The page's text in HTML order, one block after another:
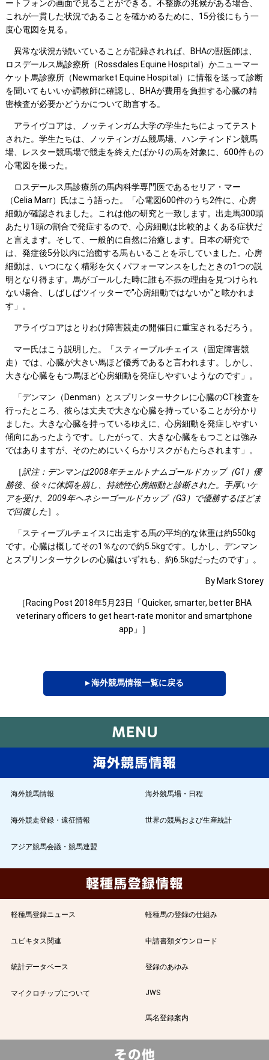
ートフォンの画面で見ることができる。不整脈の兆候がある場合、
これが一貫した状況であることを確かめるために、15分後にもう一
度心電図を見る。
異常な状況が続いていることが記録されれば、BHAの獣医師は、
ロスデールス馬診療所（Rossdales Equine Hospital）かニューマー
ケット馬診療所（Newmarket Equine Hospital）に情報を送って診断
を聞いてもいいか調教師に確認し、BHAが費用を負担する心臓の精
密検査が必要かどうかについて助言する。
アライヴコアは、ノッティンガム大学の学生たちによってテスト
された。学生たちは、ノッティンガム競馬場、ハンティンドン競馬
場、レスター競馬場で競走を終えたばかりの馬を対象に、600件もの
心電図を撮った。
ロスデールス馬診療所の馬内科学専門医であるセリア・マー
（Celia Marr）氏はこう語った。「心電図600件のうち2件に、心房
細動が確認されました。これは他の研究と一致します。出走馬300頭
あたり1頭の割合で発症するので、心房細動は比較的よくある症状だ
と言えます。そして、一般的に自然に治癒します。日本の研究で
は、発症後5分以内に治癒する馬もいることを示していました。心房
細動は、いつになく精彩を欠くパフォーマンスをしたときの1つの説
明となり得ます。馬がゴールした時に誰も不振の理由を見つけられ
ない場合、しばしばツイッターで"心房細動ではないか"と呟かれま
す」。
アライヴコアはとりわけ障害競走の開催日に重宝されるだろう。
マー氏はこう説明した。「スティープルチェイス（固定障害競
走）では、心臓が大きい馬ほど優秀であると言われます。しかし、
大きな心臓をもつ馬ほど心房細動を発症しやすいようなのです」。
「デンマン（Denman）とスプリンターサクレに心臓のCT検査を
行ったところ、彼らは丈夫で大きな心臓を持っていることが分かり
ました。大きな心臓を持っているゆえに、心房細動を発症しやすい
傾向にあったようです。したがって、大きな心臓をもつことは強み
ではありますが、そのためにいくらかリスクがもたらされます」。
［訳注：デンマンは2008年チェルトナムゴールドカップ（G1 ）優
勝後、徐々に体調を崩し、持続性心房細動と診断された。手厚いケ
アを受け、2009年ヘネシーゴールドカップ（G3 ）で優勝するほどま
で回復した］。
「スティープルチェイスに出走する馬の平均的な体重は約550kg
です。心臓は概してその1％なので約5.5kgです。しかし、デンマン
とスプリンターサクレの心臓はいずれも、約6.5kgだったのです」。
By Mark Storey
［Racing Post 2018年5月23日「Quicker, smarter, better BHA
veterinary officers to get heart-rate monitor and smartphone
app」］
▸ 海外競馬情報一覧に戻る
海外競馬情報 海外競馬場・日程
海外競走登録・遠征情報 世界の競馬および生産統計
アジア競馬会議・競馬連盟
軽種馬登録ニュース 軽種馬の登録の仕組み
ユビキタス関連 申請書類ダウンロード
統計データベース 登録のあゆみ
マイクロチップについて JWS
馬名登録案内